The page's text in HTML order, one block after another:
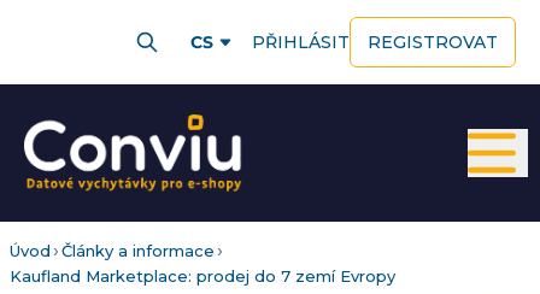
CS PŘIHLÁSIT REGISTROVAT
Úvod ›Články a informace ›
Kaufland Marketplace: prodej do 7 zemí Evropy